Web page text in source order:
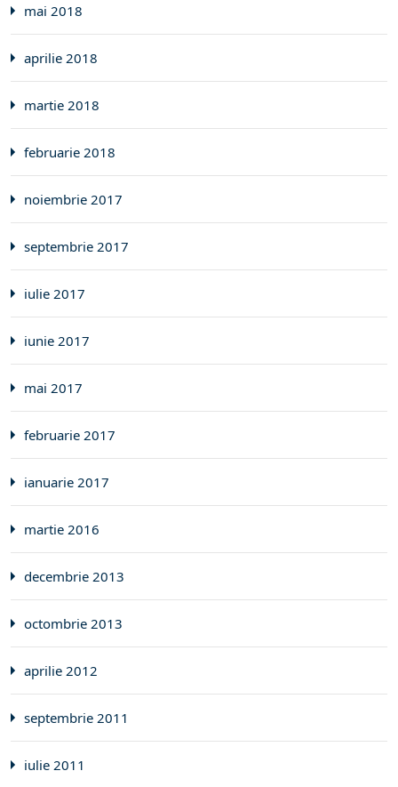
mai 2018
aprilie 2018
martie 2018
februarie 2018
noiembrie 2017
septembrie 2017
iulie 2017
iunie 2017
mai 2017
februarie 2017
ianuarie 2017
martie 2016
decembrie 2013
octombrie 2013
aprilie 2012
septembrie 2011
iulie 2011